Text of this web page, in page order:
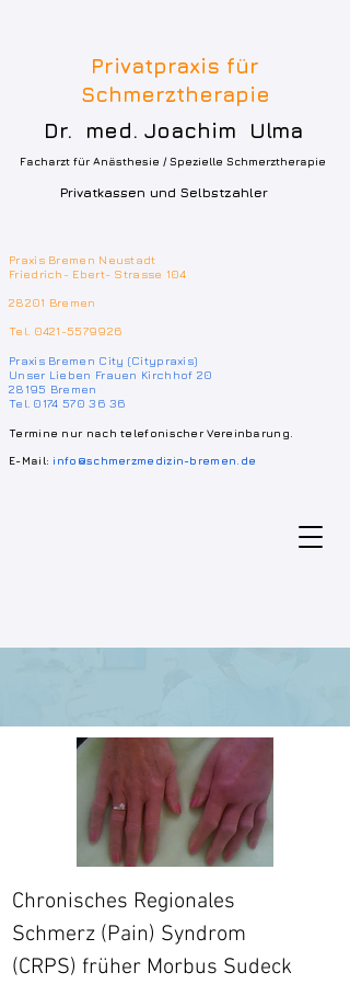
Privatpraxis für
Schmerztherapie
Dr. med. Joachim Ulma
Facharzt für Anästhesie / Spezielle Schmerztherapie
Privatkassen und Selbstzahler
Praxis Bremen Neustadt
Friedrich- Ebert- Strasse 104
28201 Bremen
Tel.
0421-5579926
Praxis Bremen City (Citypraxis)
Unser Lieben Frauen Kirchhof 20
28195 Bremen
Tel. 0174 570 36 36
Termine nur nach telefonischer Vereinbarung.
E-Mail: info@schmerzmedizin-bremen.de
Chronisches Regionales
Schmerz (Pain) Syndrom
(CRPS) früher Morbus Sudeck